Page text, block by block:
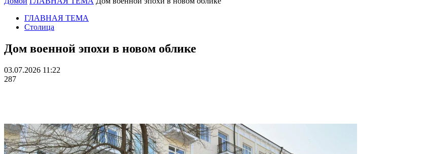
ГЛАВНАЯ ТЕМА
Столица
Дом военной эпохи в новом облике
03.07.2026 11:22
287